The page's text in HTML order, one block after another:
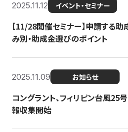
2025.11.12 イベント・セミナー
【11/28開催セミナー】申請する
み別・助成金選びのポイント
2025.11.09 お知らせ
コングラント、フィリピン台風25
報収集開始